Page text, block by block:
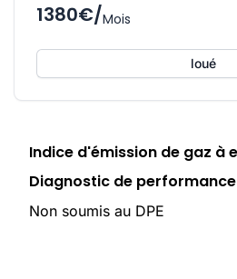
1380€/Mois
loué
Indice d'émission de gaz à
Diagnostic de
Non soumis au DPE